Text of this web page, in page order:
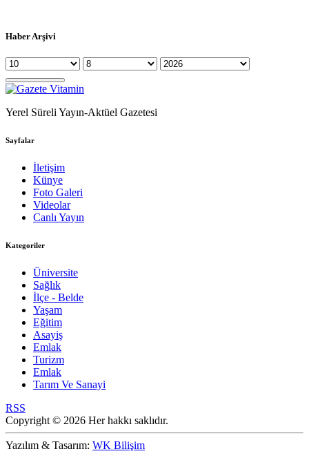
Haber Arşivi
Yerel Süreli Yayın-Aktüel Gazetesi
Sayfalar
İletişim
Künye
Foto Galeri
Videolar
Canlı Yayın
Kategoriler
Üniversite
Sağlık
İlçe - Belde
Yaşam
Eğitim
Asayiş
Emlak
Turizm
Emlak
Tarım Ve Sanayi
RSS
Copyright © 2026 Her hakkı saklıdır.
Yazılım & Tasarım: WK Bilişim